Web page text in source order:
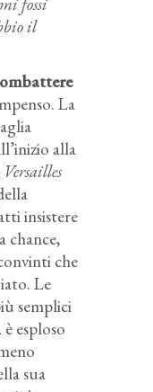
il
La
alla
Versailles
insistere
chance,
che
Le
semplici
esploso
sua